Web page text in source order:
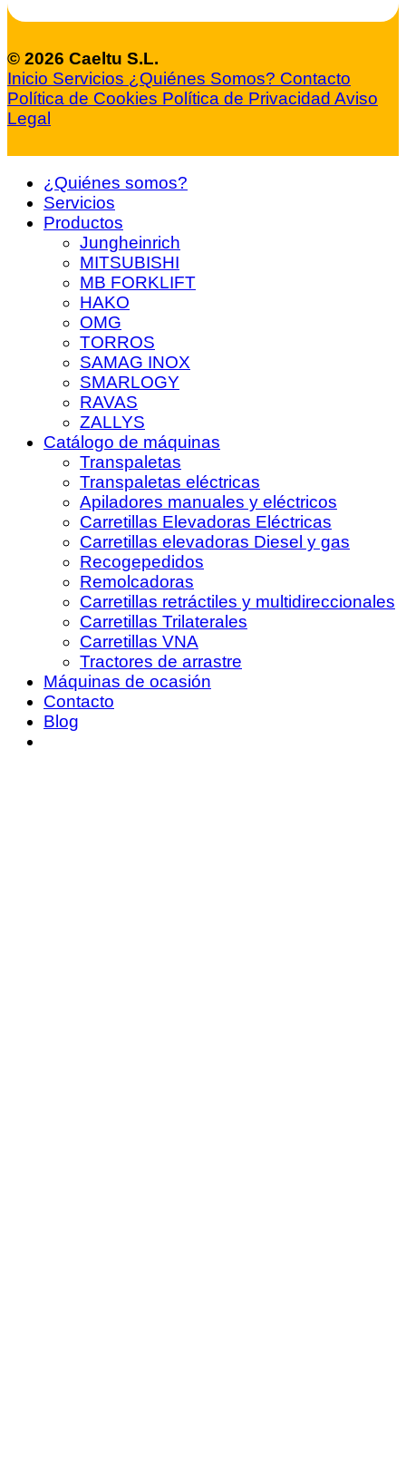
© 2026 Caeltu S.L.
Inicio Servicios ¿Quiénes Somos? Contacto
Política de Cookies Política de Privacidad Aviso
Legal
¿Quiénes somos?
Servicios
Productos
Jungheinrich
MITSUBISHI
MB FORKLIFT
HAKO
OMG
TORROS
SAMAG INOX
SMARLOGY
RAVAS
ZALLYS
Catálogo de máquinas
Transpaletas
Transpaletas eléctricas
Apiladores manuales y eléctricos
Carretillas Elevadoras Eléctricas
Carretillas elevadoras Diesel y gas
Recogepedidos
Remolcadoras
Carretillas retráctiles y multidireccionales
Carretillas Trilaterales
Carretillas VNA
Tractores de arrastre
Máquinas de ocasión
Contacto
Blog